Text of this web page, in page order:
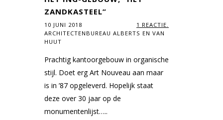
ZANDKASTEEL”
10 JUNI 2018
1 REACTIE.
ARCHITECTENBUREAU ALBERTS EN VAN
HUUT
Prachtig kantoorgebouw in organische
stijl. Doet erg Art Nouveau aan maar
is in ’87 opgeleverd. Hopelijk staat
deze over 30 jaar op de
monumentenlijst…..